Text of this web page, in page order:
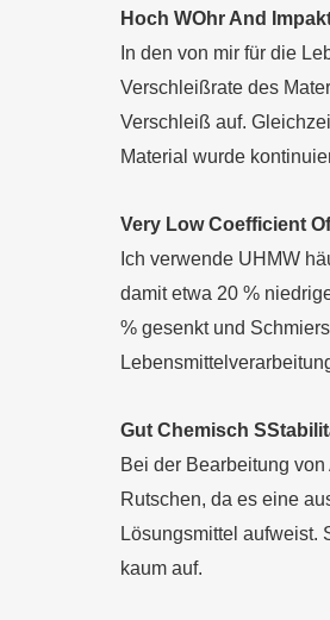
Hoch WOhrAnd
In den von mir für die
Verschleißrate des
Verschleiß auf.
Material wurde
Very LowCoefficient O
Ich verwende UHMW
damit etwa 20 %
% gesenkt und
Gut C hemisch S
Bei der Bearbeitung
Rutschen, da es eine
Lösungsmittel aufweist.
kaum auf.